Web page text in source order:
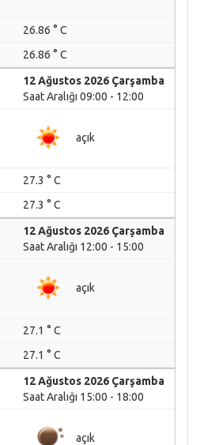
26.86 ° C
26.86 ° C
12 Ağustos 2026 Çarşamba
Saat Aralığı 09:00 - 12:00
açık
27.3 ° C
27.3 ° C
12 Ağustos 2026 Çarşamba
Saat Aralığı 12:00 - 15:00
açık
27.1 ° C
27.1 ° C
12 Ağustos 2026 Çarşamba
Saat Aralığı 15:00 - 18:00
açık